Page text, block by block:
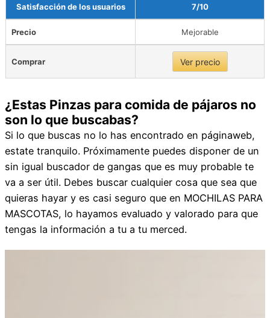
Satisfacción de los usuarios 7/10
Precio Mejorable
Comprar Ver precio
¿Estas Pinzas para comida de pájaros no
son lo que buscabas?
Si lo que buscas no lo has encontrado en páginaweb,
estate tranquilo. Próximamente puedes disponer de un
sin igual buscador de gangas que es muy probable te
va a ser útil. Debes buscar cualquier cosa que sea que
quieras hayar y es casi seguro que en MOCHILAS PARA
MASCOTAS, lo hayamos evaluado y valorado para que
tengas la información a tu a tu merced.